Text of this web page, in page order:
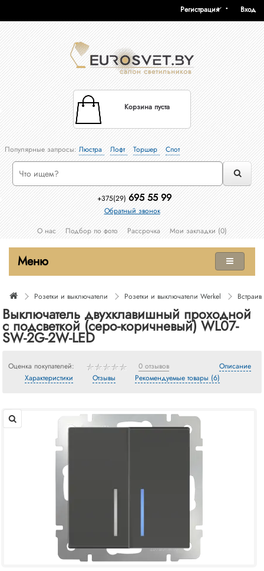
Вход
Регистрация
Корзина пуста
Популярные запросы:Люстра Лофт Торшер Спот
+375(29) 695 55 99
Обратный звонок
О нас
Подбор по фото Рассрочка Мои закладки (0)
Меню
Розетки и выключатели Розетки и выключатели Werkel
Выключатель двухклавишный проходной
с подсветкой (серо-коричневый) WL07-
SW-2G-2W-LED
Оценка покупателей: 0 отзывов
Описание
Характеристики
Отзывы Рекомендуемые товары (6)